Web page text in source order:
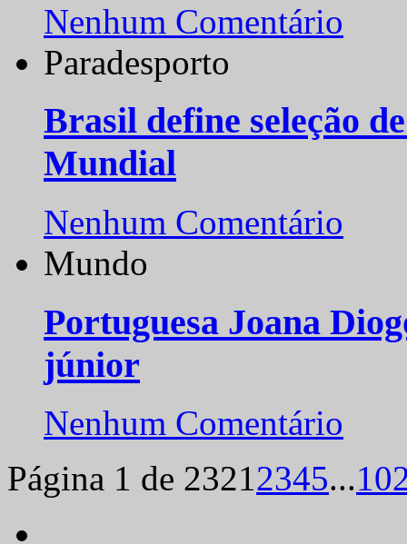
Nenhum Comentário
Paradesporto
Brasil define seleção
Mundial
Nenhum Comentário
Mundo
Portuguesa Joana
júnior
Nenhum Comentário
Página 1 de 23212345...10